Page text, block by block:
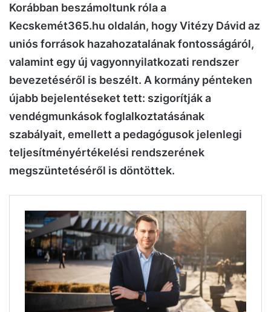
Korábban beszámoltunk róla a
Kecskemét365.hu oldalán, hogy Vitézy Dávid az
uniós források hazahozatalának fontosságáról,
valamint egy új vagyonnyilatkozati rendszer
bevezetéséről is beszélt. A kormány pénteken
újabb bejelentéseket tett: szigorítják a
vendégmunkások foglalkoztatásának
szabályait, emellett a pedagógusok jelenlegi
teljesítményértékelési rendszerének
megszüntetéséről is döntöttek.